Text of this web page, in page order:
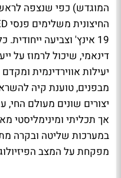
המוגדש) כפי שנצפה
19 אינץ' וצביעה
דינאמי, שיכול לרמוז על
יעילות אווירדינמית ומקדם
מבפנים, טוענת קיה
יצורים שונים מעולם
אך תכליתי ומינימליסטי
במערכות שליטה ובקרה
מפקחת על המצב